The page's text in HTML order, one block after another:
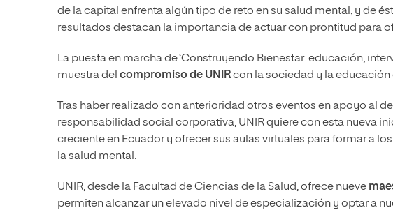
de la capital enfrenta algún tipo de reto en su salud mental, y de
resultados destacan la importancia de actuar con prontitud para
La puesta en marcha de ‘Construyendo Bienestar: educación,
muestra del compromiso de UNIRcon la sociedad y la educación
Tras haber realizado con anterioridad otros eventos en apoyo al
responsabilidad social corporativa, UNIR quiere con esta nueva
creciente en Ecuador y ofrecer sus aulas virtuales para formar a los
la salud mental.
UNIR, desde la Facultad de Ciencias de la Salud, ofrece nueve
permiten alcanzar un elevado nivel de especialización y optar a